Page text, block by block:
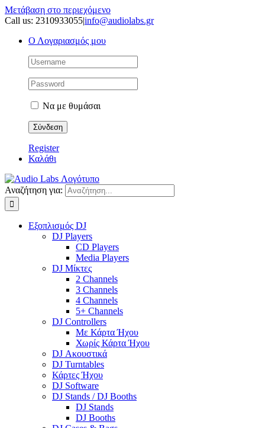
Μετάβαση στο περιεχόμενο
Call us: 2310933055|info@audiolabs.gr
Ο Λογαριασμός μου
Να με θυμάσαι
Register
Καλάθι
Αναζήτηση για:
Εξοπλισμός DJ
DJ Players
CD Players
Media Players
DJ Μίκτες
2 Channels
3 Channels
4 Channels
5+ Channels
DJ Controllers
Με Κάρτα Ήχου
Χωρίς Κάρτα Ήχου
DJ Ακουστικά
DJ Turntables
Κάρτες Ήχου
DJ Software
DJ Stands / DJ Booths
DJ Stands
DJ Booths